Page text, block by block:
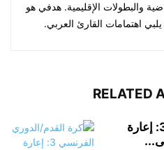
والبطولات الإقليمية. هدفي هو
اهتمامات القارئ العربي.
RELATED
كرة القدم/الدوري الفرنسي 3: إعارة